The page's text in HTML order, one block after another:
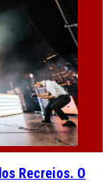
Recreios. O